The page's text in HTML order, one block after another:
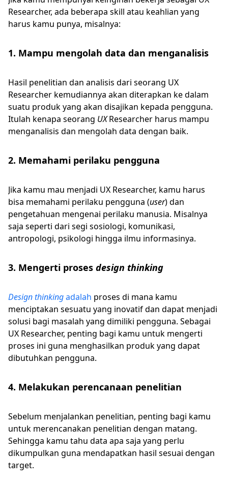
Researcher, ada beberapa skill atau keahlian yang
harus kamu punya, misalnya:
1. Mampu mengolah data dan menganalisis
Hasil penelitian dan analisis dari seorang UX
Researcher kemudiannya akan diterapkan ke dalam
suatu produk yang akan disajikan kepada pengguna.
Itulah kenapa seorang UXResearcher harus mampu
menganalisis dan mengolah data dengan baik.
2. Memahami perilaku pengguna
Jika kamu mau menjadi UX Researcher, kamu harus
bisa memahami perilaku pengguna (user) dan
pengetahuan mengenai perilaku manusia. Misalnya
saja seperti dari segi sosiologi, komunikasi,
antropologi, psikologi hingga ilmu informasinya.
3. Mengerti proses design thinking
Design thinkingadalah proses di mana kamu
menciptakan sesuatu yang inovatif dan dapat menjadi
solusi bagi masalah yang dimiliki pengguna. Sebagai
UX Researcher, penting bagi kamu untuk mengerti
proses ini guna menghasilkan produk yang dapat
dibutuhkan pengguna.
4. Melakukan perencanaan penelitian
Sebelum menjalankan penelitian, penting bagi kamu
untuk merencanakan penelitian dengan matang.
Sehingga kamu tahu data apa saja yang perlu
dikumpulkan guna mendapatkan hasil sesuai dengan
target.